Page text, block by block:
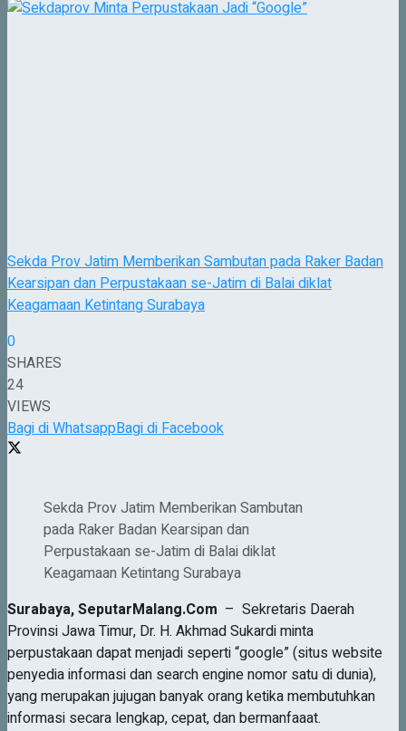
Sekda Prov Jatim Memberikan Sambutan pada Raker Badan
Kearsipan dan Perpustakaan se-Jatim di Balai diklat
Keagamaan Ketintang Surabaya
0
SHARES
24
VIEWS
Bagi di WhatsappBagi di Facebook
Sekda Prov Jatim Memberikan Sambutan
pada Raker Badan Kearsipan dan
Perpustakaan se-Jatim di Balai diklat
Keagamaan Ketintang Surabaya
Surabaya,SeputarMalang.Com – Sekretaris Daerah
Provinsi Jawa Timur, Dr. H. Akhmad Sukardi minta
perpustakaan dapat menjadi seperti “google” (situs website
penyedia informasi dan search engine nomor satu di dunia),
yang merupakan jujugan banyak orang ketika membutuhkan
informasi secara lengkap, cepat, dan bermanfaaat.